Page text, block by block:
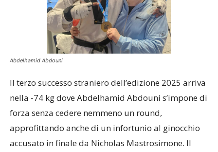
Abdelhamid Abdouni
Il terzo successo straniero dell’edizione 2025 arriva
nella -74 kg dove Abdelhamid Abdouni s’impone di
forza senza cedere nemmeno un round,
approfittando anche di un infortunio al ginocchio
accusato in finale da Nicholas Mastrosimone. Il